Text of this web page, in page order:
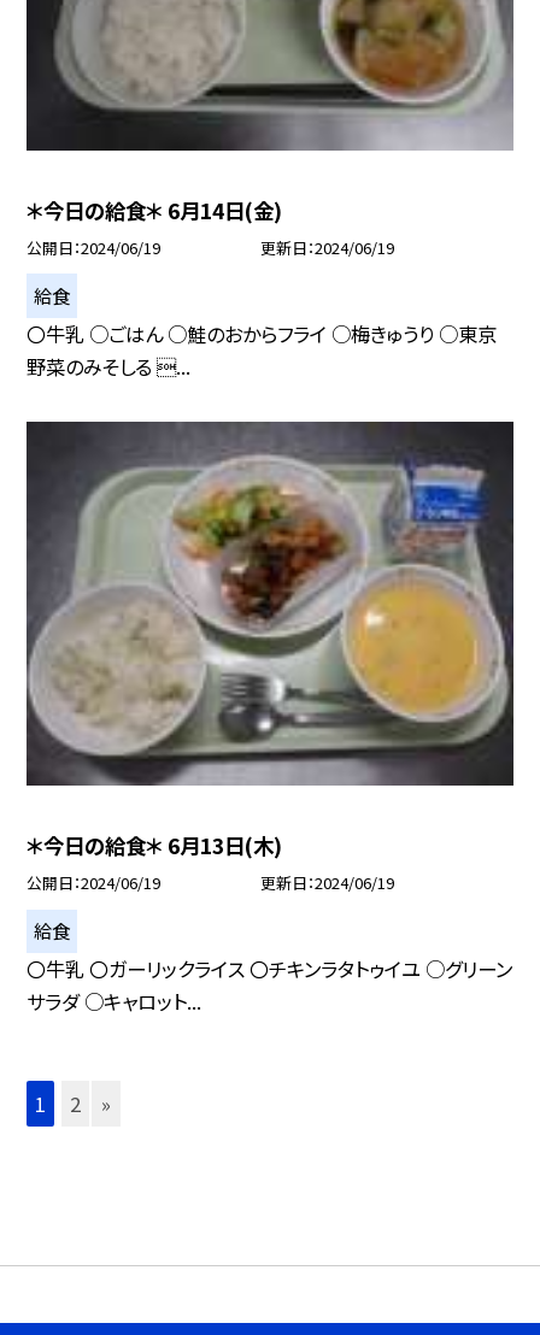
＊今日の給食＊ 6月14日(金)
公開日 2024/06/19 更新日 2024/06/19
給食
〇牛乳 ○ごはん ○鮭のおからフライ ○梅きゅうり ○東京
野菜のみそしる ...
＊今日の給食＊ 6月13日(木)
公開日 2024/06/19 更新日 2024/06/19
給食
〇牛乳 〇ガーリックライス 〇チキンラタトゥイユ ○グリーン
サラダ ○キャロット...
1 2 »